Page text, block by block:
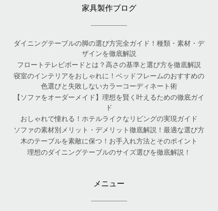
家具製作ブログ
ダイニングテーブルの脚の選び方完全ガイド！種類・素材・デ
ザインを徹底解説
フロートテレビボードとは？高さの基準と選び方を徹底解説
寝室のインテリアをおしゃれに！ベッドフレームのおすすめの
色選びと失敗しないカラーコーディネート術
【ソファをオーダーメイド】理想を賢く叶えるための徹底ガイ
ド
おしゃれで憧れる！ホテルライクなリビングの実現ガイド
ソファの素材別メリット・デメリット徹底解説！最適な選び方
木のテーブルを素敵に保つ！お手入れ方法とそのポイント
理想のダイニングテーブルのサイズ選びを徹底解説！
メニュー